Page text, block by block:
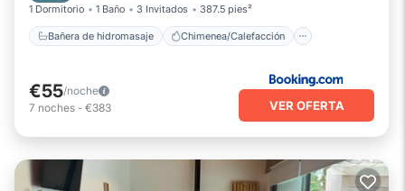
1 Dormitorio 1 Baño 3 Invitados 387.5 pies²
Bañera de hidromasaje Chimenea/Calefacción
€55/noche
7 noches - €383 VER OFERTA